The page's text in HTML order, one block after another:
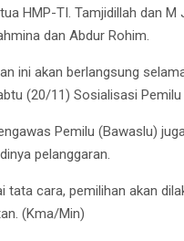
HMP-TI. Tamjidillah dan M
dan Abdur Rohim.
ini akan berlangsung
(20/11) Sosialisasi
Pemilu (Bawaslu)
pelanggaran.
tata cara, pemilihan akan
(Kma/Min)